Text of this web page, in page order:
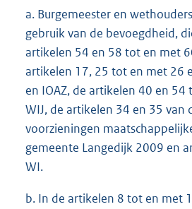
a. Burgemeester en
gebruik van de bevoegdheid,
artikelen 54 en 58 tot en met
artikelen 17, 25 tot en met 26
en IOAZ, de artikelen 40 en
WIJ, de artikelen 34 en 35 van
voorzieningen
gemeente Langedijk 2009 en
WI.
b. In de artikelen 8 tot en met